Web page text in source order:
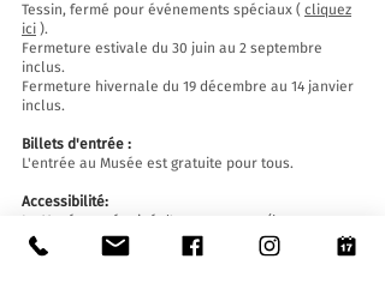
Tessin, fermé pour événements spéciaux ( cliquez
ici ).
Fermeture estivale du 30 juin au 2 septembre
inclus.
Fermeture hivernale du 19 décembre au 14 janvier
inclus.
Billets d'entrée :
L'entrée au Musée est gratuite pour tous.
Accessibilité:
Le Musée est équipé d'un ascenseur (longueur
140 cm, largeur de porte 90 cm, largeur intérieure
110) et d'une rampe d'accès et est accessible aux